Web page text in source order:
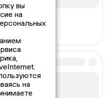
вы
на
на